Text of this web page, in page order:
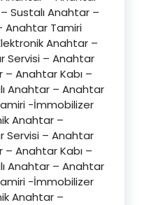
Sustalı Anahtar –
Anahtar Tamiri
Anahtar –
Servisi – Anahtar
– Anahtar Kabı –
Anahtar – Anahtar
-İmmobilizer
Anahtar –
Servisi – Anahtar
– Anahtar Kabı –
Anahtar – Anahtar
-İmmobilizer
Anahtar –